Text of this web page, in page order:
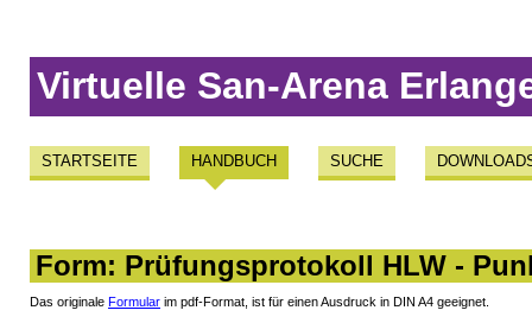
Virtuelle San-Arena
STARTSEITE HANDBUCH SUCHE
Form: Prüfungsprotokoll HLW -
Das originale Formular im pdf-Format, ist für einen Ausdruck in DIN A4 geeignet.